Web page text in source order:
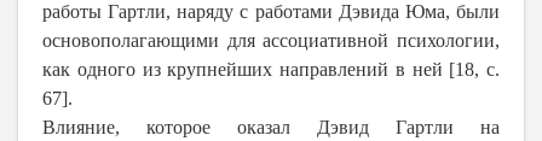
работы Гартли, наряду с работами Дэвида Юма, были
основополагающими для ассоциативной психологии,
как одного из крупнейших направлений в ней [18, c.
67].
Влияние, которое оказал Дэвид Гартли на